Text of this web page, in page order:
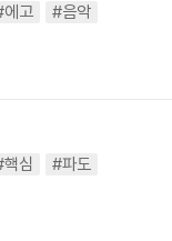
에고
#음악
심
#파도